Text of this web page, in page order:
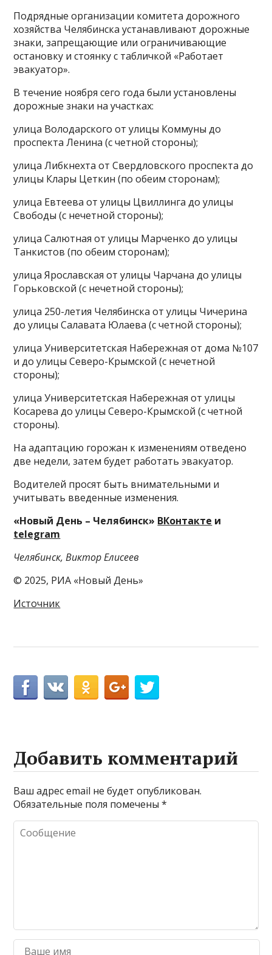
Подрядные организации комитета дорожного
хозяйства Челябинска устанавливают дорожные
знаки, запрещающие или ограничивающие
остановку и стоянку с табличкой «Работает
эвакуатор».
В течение ноября сего года были установлены
дорожные знаки на участках:
улица Володарского от улицы Коммуны до
проспекта Ленина (с четной стороны);
улица Либкнехта от Свердловского проспекта до
улицы Клары Цеткин (по обеим сторонам);
улица Евтеева от улицы Цвиллинга до улицы
Свободы (с нечетной стороны);
улица Салютная от улицы Марченко до улицы
Танкистов (по обеим сторонам);
улица Ярославская от улицы Чарчана до улицы
Горьковской (с нечетной стороны);
улица 250-летия Челябинска от улицы Чичерина
до улицы Салавата Юлаева (с четной стороны);
улица Университетская Набережная от дома №107
и до улицы Северо-Крымской (с нечетной
стороны);
улица Университетская Набережная от улицы
Косарева до улицы Северо-Крымской (с четной
стороны).
На адаптацию горожан к изменениям отведено
две недели, затем будет работать эвакуатор.
Водителей просят быть внимательными и
учитывать введенные изменения.
«Новый День – Челябинск» ВКонтакте и
telegram
Челябинск, Виктор Елисеев
© 2025, РИА «Новый День»
Источник
Добавить комментарий
Ваш адрес email не будет опубликован.
Обязательные поля помечены*